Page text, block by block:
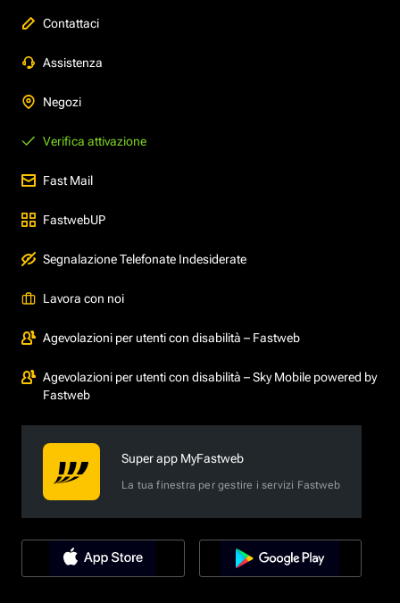
Contattaci
Assistenza
Negozi
Verifica attivazione
Fast Mail
FastwebUP
Segnalazione Telefonate Indesiderate
Lavora con noi
Agevolazioni per utenti con disabilità – Fastweb
Agevolazioni per utenti con disabilità – Sky Mobile powered by
Fastweb
Super app MyFastweb
La tua finestra per gestire i servizi Fastweb